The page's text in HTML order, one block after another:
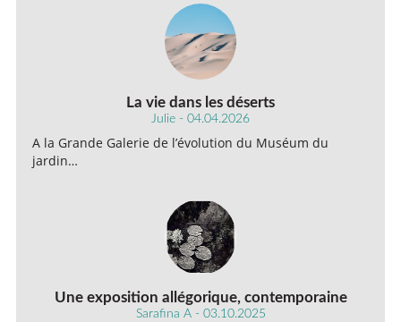
La vie dans les déserts
Julie - 04.04.2026
A la Grande Galerie de l’évolution du Muséum du
jardin…
Une exposition allégorique, contemporaine
Sarafina A - 03.10.2025